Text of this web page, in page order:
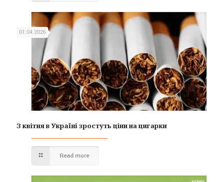
01.04.2026
З квітня в Україні зростуть ціни на цигарки
Read more